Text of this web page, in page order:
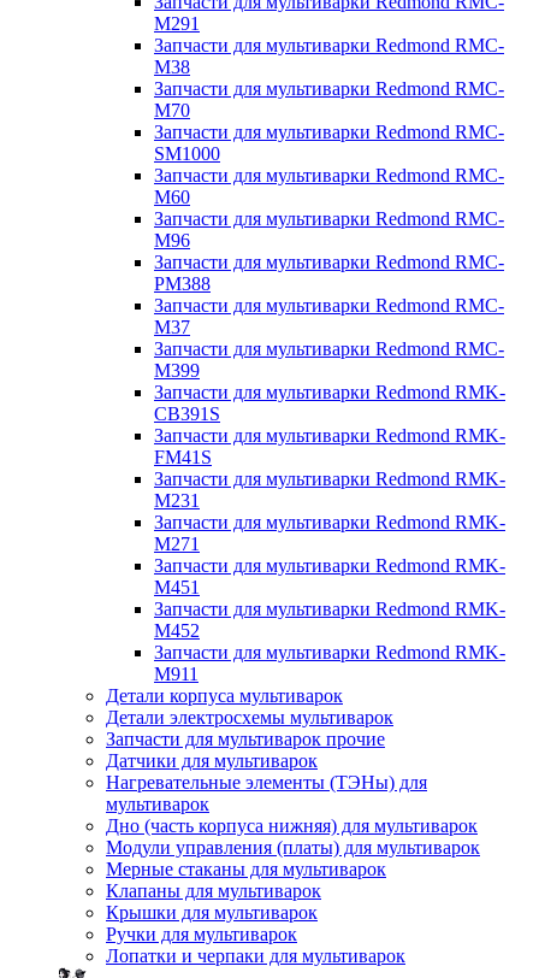
M291
Запчасти для мультиварки Redmond RMC-
M38
Запчасти для мультиварки Redmond RMC-
M70
Запчасти для мультиварки Redmond RMC-
SM1000
Запчасти для мультиварки Redmond RMC-
M60
Запчасти для мультиварки Redmond RMC-
M96
Запчасти для мультиварки Redmond RMC-
PM388
Запчасти для мультиварки Redmond RMC-
M37
Запчасти для мультиварки Redmond RMC-
M399
Запчасти для мультиварки Redmond RMK-
CB391S
Запчасти для мультиварки Redmond RMK-
FM41S
Запчасти для мультиварки Redmond RMK-
M231
Запчасти для мультиварки Redmond RMK-
M271
Запчасти для мультиварки Redmond RMK-
M451
Запчасти для мультиварки Redmond RMK-
M452
Запчасти для мультиварки Redmond RMK-
M911
Детали корпуса мультиварок
Детали электросхемы мультиварок
Запчасти для мультиварок прочие
Датчики для мультиварок
Нагревательные элементы (ТЭНы) для
мультиварок
Дно (часть корпуса нижняя) для мультиварок
Модули управления (платы) для мультиварок
Мерные стаканы для мультиварок
Клапаны для мультиварок
Крышки для мультиварок
Ручки для мультиварок
Лопатки и черпаки для мультиварок